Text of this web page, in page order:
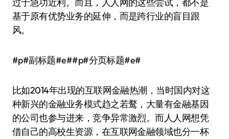
基于原有优势业务的延伸，而是跨行业的盲目跟
风。
#p#副标题#e##p#分页标题#e#
比如2014年出现的互联网金融热潮，当时国内对这
种新兴的金融业务模式趋之若鹜，大量有金融基因
的公司也参与进来，竞争异常激烈。而人人网想凭
借自己的高校生资源，在互联网金融领域也分一杯